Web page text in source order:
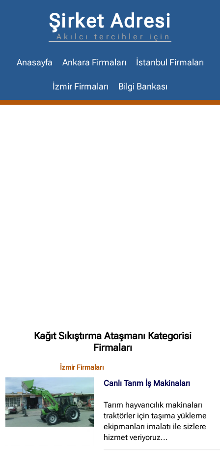
Şirket Adresi
Akılcı tercihler için
Anasayfa Ankara Firmaları İstanbul Firmaları
İzmir Firmaları Bilgi Bankası
Kağıt Sıkıştırma Ataşmanı Kategorisi
Firmaları
İzmir Firmaları
Canlı Tarım İş Makinaları
Tarım hayvancılık makinaları
traktörler için taşıma yükleme
ekipmanları imalatı ile sizlere
hizmet veriyoruz...
Ankara Firmaları(672)